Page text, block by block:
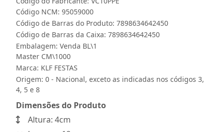
Código NCM: 95059000
Código de Barras do Produto: 7898634642450
Código de Barras da Caixa: 7898634642450
Embalagem: Venda BL\1
Master CM\1000
Marca: KLF FESTAS
Origem: 0 - Nacional, exceto as indicadas nos códigos 3,
4, 5 e 8
Dimensões do Produto
Altura: 4cm